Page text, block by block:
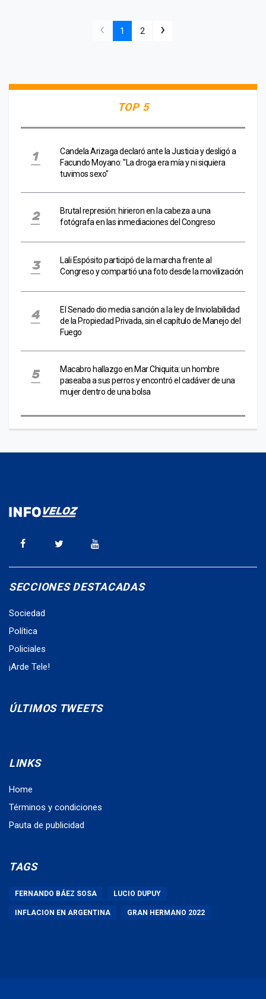
‹ 1 2 ›
TOP 5
Candela Arizaga declaró ante la Justicia y desligó a
Facundo Moyano: "La droga era mía y ni siquiera
tuvimos sexo"
Brutal represión: hirieron en la cabeza a una
fotógrafa en las inmediaciones del Congreso
Lali Espósito participó de la marcha frente al
Congreso y compartió una foto desde la movilización
El Senado dio media sanción a la ley de Inviolabilidad
de la Propiedad Privada, sin el capítulo de Manejo del
Fuego
Macabro hallazgo en Mar Chiquita: un hombre
paseaba a sus perros y encontró el cadáver de una
mujer dentro de una bolsa
SECCIONES DESTACADAS
Sociedad
Política
Policiales
¡Arde Tele!
ÚLTIMOS TWEETS
LINKS
Home
Términos y condiciones
Pauta de publicidad
TAGS
FERNANDO BÁEZ SOSA LUCIO DUPUY
INFLACION EN ARGENTINA GRAN HERMANO 2022